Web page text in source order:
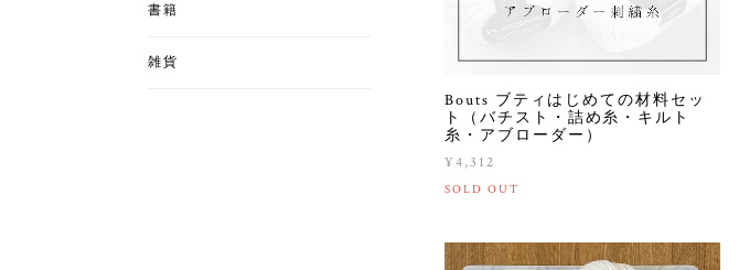
Bouts ブティはじめての材料セッ
ト（バチスト・詰め糸・キルト
糸・アブローダー）
¥4,312
SOLD OUT
書籍
雑貨